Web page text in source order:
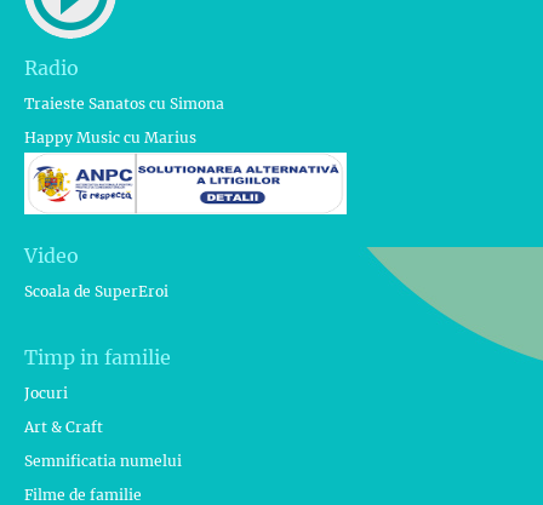
Radio
Traieste Sanatos cu Simona
Happy Music cu Marius
Video
Scoala de SuperEroi
Timp in familie
Jocuri
Art & Craft
Semnificatia numelui
Filme de familie